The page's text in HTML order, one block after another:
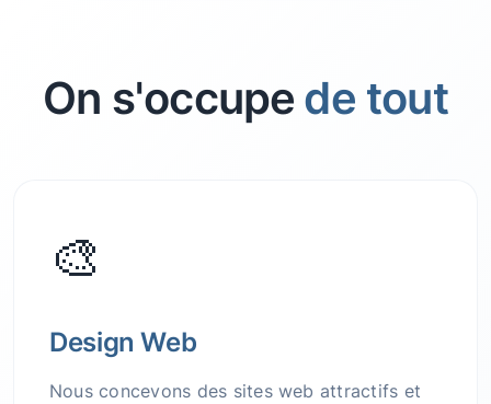
On s'occupe de tout
🎨
Design Web
Nous concevons des sites web attractifs et